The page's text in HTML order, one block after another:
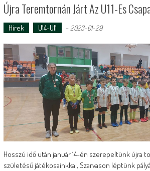
Újra Teremtornán Járt Az U11-Es
Hírek U14-U11 - 2023-01-29
Hosszú idő után január 14-én szerepeltünk újra
születésű játékosainkkal, Szarvason léptünk